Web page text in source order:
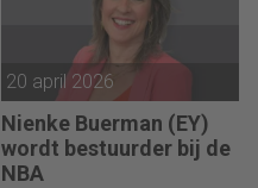
20 april 2026
Nienke Buerman (EY)
wordt bestuurder bij de
NBA